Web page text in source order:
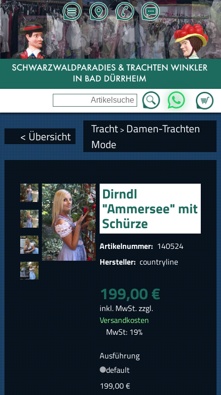
Zum
WhatsApp
< Übersicht Tracht> Damen-Trachten
Mode
Dirndl
"Ammersee" mit
Schürze
Artikelnummer: 140524
Hersteller: countryline
199,00 €
inkl. MwSt. zzgl.
Versandkosten
MwSt: 19%
Ausführung
default
199,00 €